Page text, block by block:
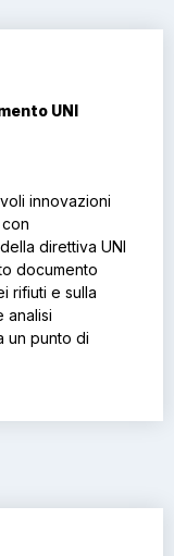
UNI
innovazioni
direttiva UNI
documento
rifiuti e sulla
analisi
un punto di